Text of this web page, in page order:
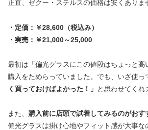
正直、ゼクー・ステルスの価格は安くありま
・定価：￥28,600（税込み）
・実売：￥21,000～25,000
最初は「偏光グラスにこの値段はちょっと高
購入をためらっていました。でも、いざ使っ
く買っておけばよかった！」 と思わせてくれ
また、
購入前に店頭で試着してみるのがおす
偏光グラスは掛け心地やフィット感が大事な